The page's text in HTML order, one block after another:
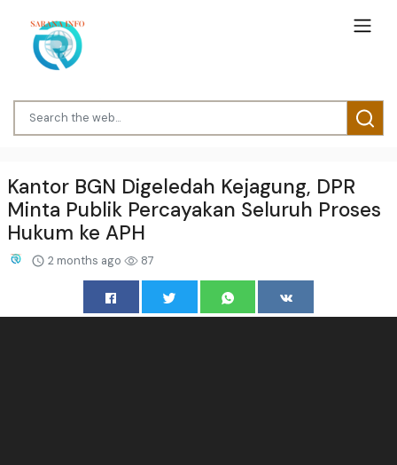
Kantor BGN Digeledah Kejagung, DPR
Minta Publik Percayakan Seluruh Proses
Hukum ke APH
2 months ago 87